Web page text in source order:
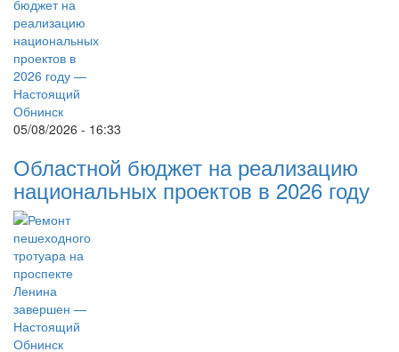
05/08/2026 - 16:33
Областной бюджет на реализацию
национальных проектов в 2026 году